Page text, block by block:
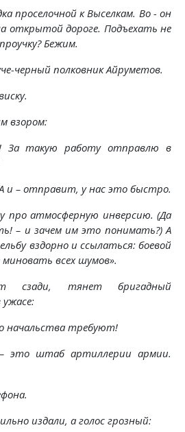
проселочной к Выселкам. Во - он
открытой дороге. Подъехать не
Бежим.
черный полковник Айруметов.
взором:
За такую работу отправлю в
и – отправит, у нас это быстро.
про атмосферную инверсию. (Да
– и зачем им это понимать?) А
вздорно и ссылаться: боевой
всех шумов».
сзади, тянет бригадный
начальства требуют!
это штаб артиллерии армии.
издали, а голос грозный: